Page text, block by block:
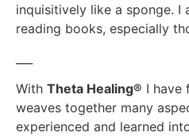
inquisitively like a sponge. I
reading books, especially
With Theta Healing® I have
weaves together many
experienced and learned